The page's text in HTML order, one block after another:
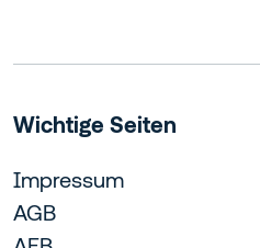
Wichtige Seiten
Impressum
AGB